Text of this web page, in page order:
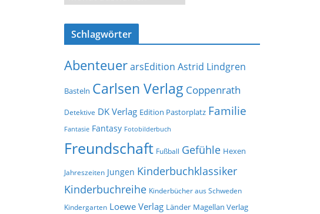
s
e
r
c
v
Schlagwörter
AbenteuerarsEdition Astrid Lindgren
Basteln Carlsen Verlag Coppenrath
Detektive DK Verlag Edition Pastorplatz Familie
Fantasie Fantasy Fotobilderbuch
Freundschaft Fußball Gefühle Hexen
Jahreszeiten Jungen Kinderbuchklassiker
Kinderbuchreihe Kinderbücher aus Schweden
Kindergarten Loewe Verlag Länder Magellan Verlag